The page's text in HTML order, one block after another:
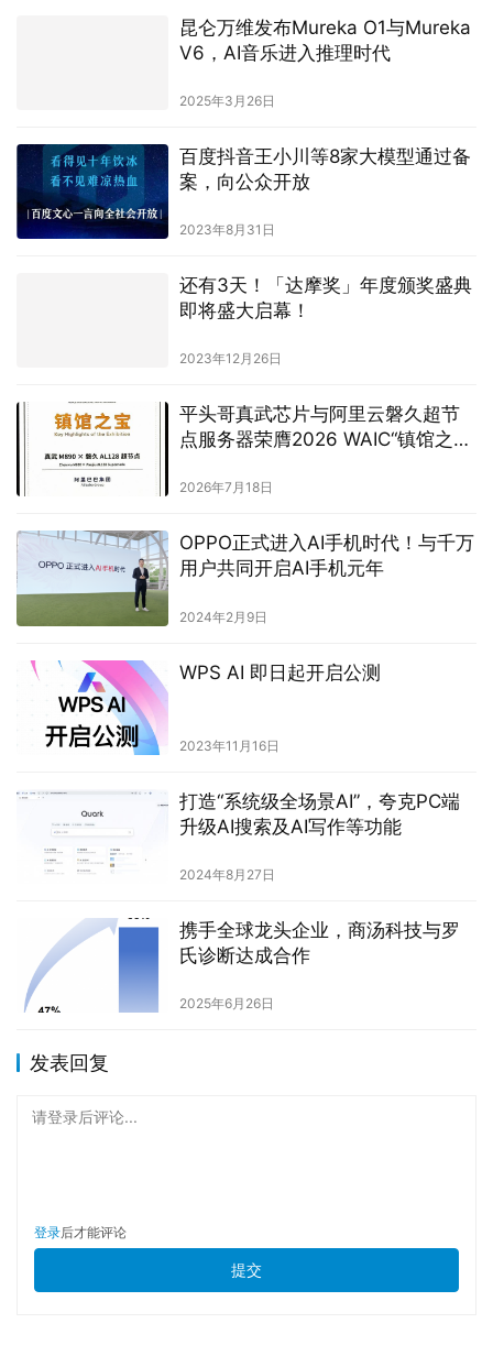
昆仑万维发布Mureka O1与Mureka
V6，AI音乐进入推理时代
2025年3月26日
百度抖音王小川等8家大模型通过备
案，向公众开放
2023年8月31日
还有3天！「达摩奖」年度颁奖盛典
即将盛大启幕！
2023年12月26日
平头哥真武芯片与阿里云磐久超节
点服务器荣膺2026 WAIC“镇馆之
2026年7月18日
OPPO正式进入AI手机时代！与千万
用户共同开启AI手机元年
2024年2月9日
WPS AI 即日起开启公测
2023年11月16日
打造“系统级全场景AI”，夸克PC端
升级AI搜索及AI写作等功能
2024年8月27日
携手全球龙头企业，商汤科技与罗
氏诊断达成合作
2025年6月26日
发表回复
请登录后评论...
登录后才能评论
提交